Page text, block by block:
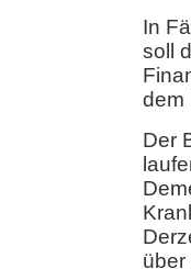
In
soll
dem
Der